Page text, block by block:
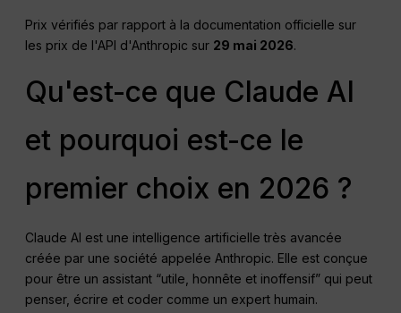
Prix vérifiés par rapport à la documentation officielle sur
les prix de l'API d'Anthropic sur 29 mai 2026.
Qu'est-ce que Claude AI
et pourquoi est-ce le
premier choix en 2026 ?
Claude AI est une intelligence artificielle très avancée
créée par une société appelée Anthropic. Elle est conçue
pour être un assistant “utile, honnête et inoffensif” qui peut
penser, écrire et coder comme un expert humain.